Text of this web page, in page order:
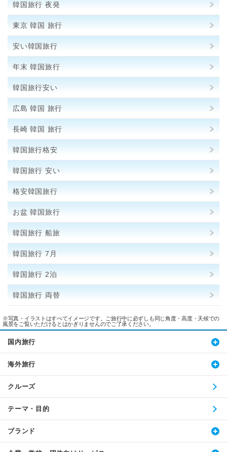
韓国旅行 夜発
東京 韓国 旅行
安い韓国旅行
年末 韓国旅行
韓国旅行安い
広島 韓国 旅行
長崎 韓国 旅行
韓国旅行格安
韓国旅行 安い
格安韓国旅行
お盆 韓国旅行
韓国旅行 船旅
韓国旅行 7月
韓国旅行 2泊
韓国旅行 両替
※写真・イラストはすべてイメージです。ご旅行中に必ずしも同じ角度・高度・天候での
風景をご覧いただけるとはかぎりませんのでご了承ください。
国内旅行
海外旅行
クルーズ
テーマ・目的
ブランド